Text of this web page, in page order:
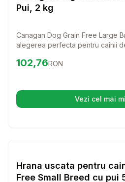
Pui, 2 kg
Canagan Dog Grain Free Large
alegerea perfecta pentru cainii
special conceputa, aceasta
Preț: 102.76
102,76RON
Vezi cel mai
(se
Hrana uscata pentru
Free Small Breed cu pui